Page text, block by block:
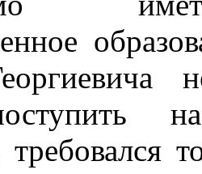
требовался